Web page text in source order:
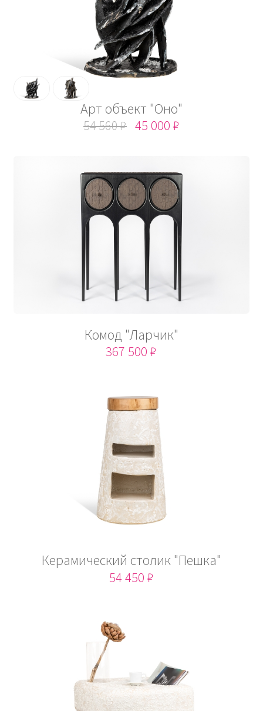
Арт объект "Оно"
54 560 ₽ 45 000 ₽
Комод "Ларчик"
367 500 ₽
Керамический столик "Пешка"
54 450 ₽